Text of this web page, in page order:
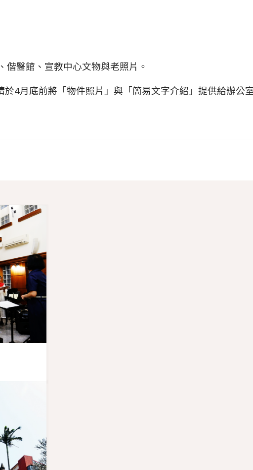
醫館、宣教中心文物與老照片。
4月底前將「物件照片」與「簡易文字介紹」提供給辦公
組戶外聯誼活動，請向教會辦公室報名